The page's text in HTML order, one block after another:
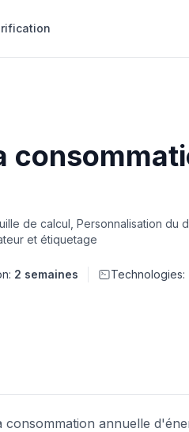
de calcul, Personnalisation du
et étiquetage
2 semaines Technologies:
annuelle